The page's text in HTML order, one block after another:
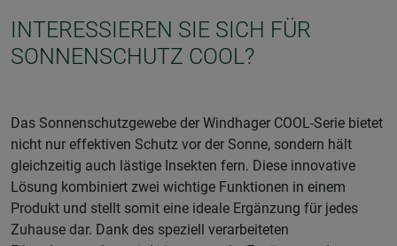
INTERESSIEREN SIE SICH FÜR
SONNENSCHUTZ COOL?
Das Sonnenschutzgewebe der Windhager COOL-Serie bietet
nicht nur effektiven Schutz vor der Sonne, sondern hält
gleichzeitig auch lästige Insekten fern. Diese innovative
Lösung kombiniert zwei wichtige Funktionen in einem
Produkt und stellt somit eine ideale Ergänzung für jedes
Zuhause dar. Dank des speziell verarbeiteten